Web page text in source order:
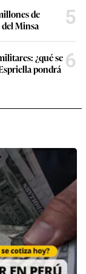
de
Minsa
5
¿qué se
pondrá 6